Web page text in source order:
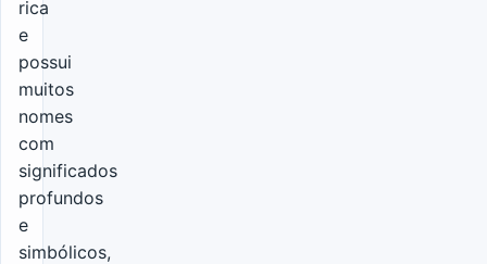
rica
e
possui
muitos
nomes
com
significados
profundos
e
simbólicos,